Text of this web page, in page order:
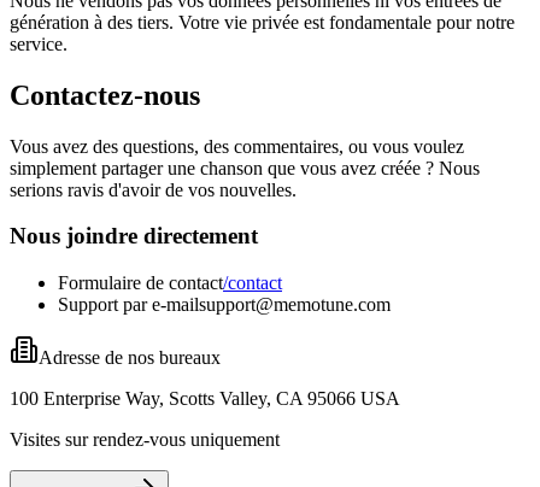
génération à des tiers. Votre vie privée est fondamentale pour notre
service.
Contactez-nous
Vous avez des questions, des commentaires, ou vous voulez
simplement partager une chanson que vous avez créée ? Nous
serions ravis d'avoir de vos nouvelles.
Nous joindre directement
Formulaire de contact/contact
Support par e-mailsupport@memotune.com
Adresse de nos bureaux
100 Enterprise Way, Scotts Valley, CA 95066 USA
Visites sur rendez-vous uniquement